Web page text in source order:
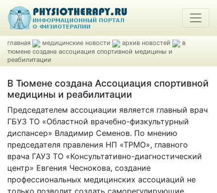
главная медицинские новости архив новостей
в
тюмене создана ассоциация спортивной медицины и
реабилитации
В Тюмене создана Ассоциация спортивной
медицины и реабилитации
Председателем ассоциации является главный врач
ГБУЗ ТО «Областной врачебно-физкультурный
диспансер» Владимир Семенов. По мнению
председателя правления НП «ТРМО», главного
врача ГАУЗ ТО «Консультативно-диагностический
центр» Евгения Чеснокова, создание
профессиональных медицинских ассоциаций не
только позволит создать саморегулирующие